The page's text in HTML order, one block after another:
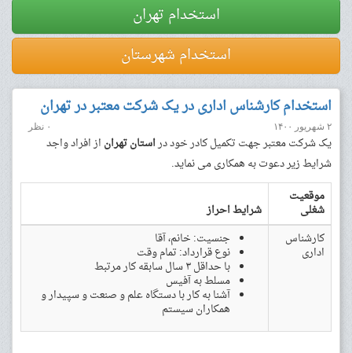
استخدام تهران
استخدام شهرستان
استخدام کارشناس اداری در یک شرکت معتبر در تهران
۲ شهریور ۱۴۰۰ ۰ نظر
یک شرکت معتبر جهت تکمیل کادر خود دراستان تهران از افراد واجد
شرایط زیر دعوت به همکاری می نماید.
موقعیت
شغلی
شرایط احراز
کارشناس
اداری
جنسیت: خانم، آقا
نوع قرارداد: تمام وقت
با حداقل ۳ سال سابقه کار مرتبط
مسلط به آفیس
آشنا به کار با دستگاه علم و صنعت و سپیدار و
همکاران سیستم